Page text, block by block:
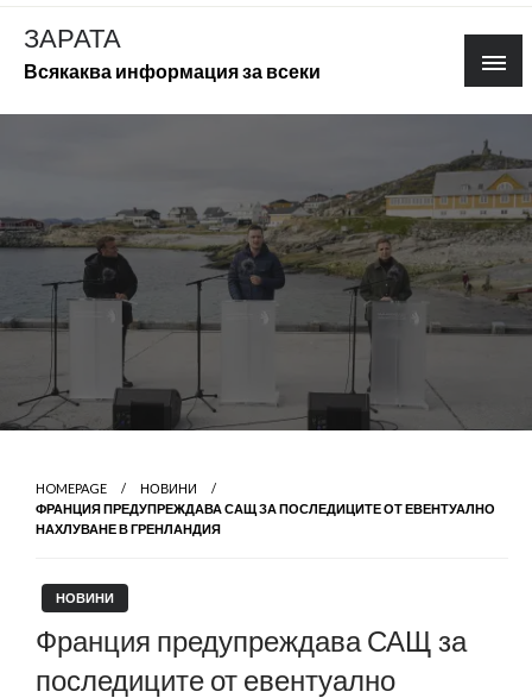
Skip
content
ЗАРАТА
Всякаква информация за всеки
HOMEPAGE
НОВИНИ
ФРАНЦИЯ ПРЕДУПРЕЖДАВА САЩ ЗА ПОСЛЕДИЦИТЕ ОТ ЕВЕНТУАЛНО
НАХЛУВАНЕ В ГРЕНЛАНДИЯ
НОВИНИ
Франция предупреждава САЩ за
последиците от евентуално